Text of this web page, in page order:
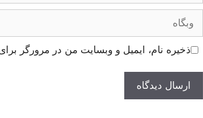
وبگاه
ذخیره نام، ایمیل و وبسایت من در مرورگر